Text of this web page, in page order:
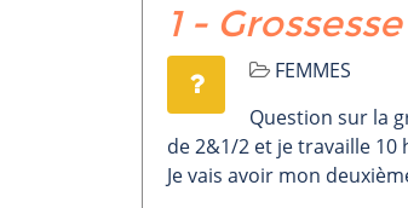
1 - Grossesse
FEMMES
Question sur la
de 2&1/2 et je travaille 10
Je vais avoir mon